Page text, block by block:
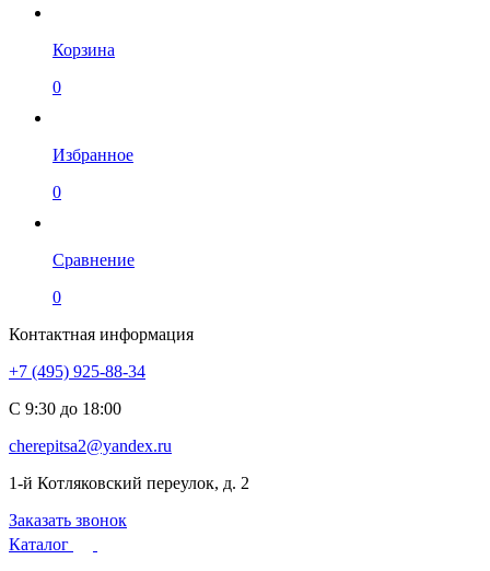
Корзина
0
Избранное
0
Сравнение
0
Контактная информация
+7 (495) 925-88-34
С 9:30 до 18:00
cherepitsa2@yandex.ru
1-й Котляковский переулок, д. 2
Заказать звонок
Каталог